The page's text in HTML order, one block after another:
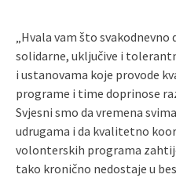
„Hvala vam što
solidarne, uključive i
i ustanovama koje provode
programe i time doprinose
Svjesni smo da vremena
udrugama i da kvalitetno
volonterskih programa
tako kronično nedostaje u